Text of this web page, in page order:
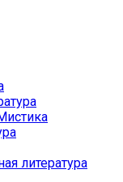
литература